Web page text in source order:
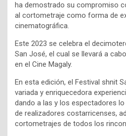
ha demostrado su compromiso
al cortometraje como forma de
cinematográfica.
Este 2023 se celebra el
San José, el cual se llevará a
en el Cine Magaly.
En esta edición, el Festival shnit
variada y enriquecedora
dando a las y los espectadores
de realizadores costarricenses,
cortometrajes de todos los